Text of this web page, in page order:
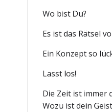
Wo bist Du?
Es ist das Rätsel
Ein Konzept so
Lasst los!
Die Zeit ist immer
Wozu ist dein